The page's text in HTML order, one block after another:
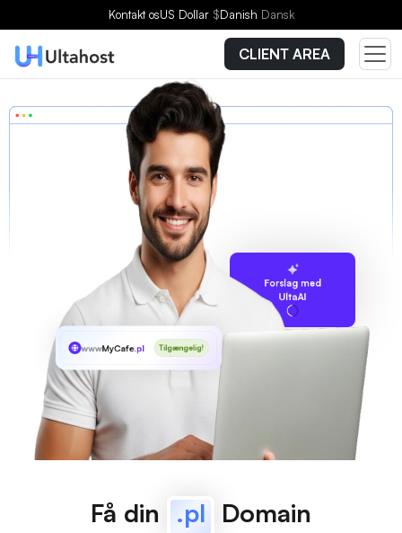
Kontakt osUS Dollar $Danish Dansk
CLIENT AREA
Forslag med
UltaAI
wwwMyCafe.pl Tilgængelig!
Få din .pl Domain